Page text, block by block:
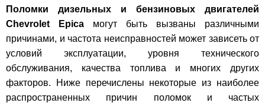
Поломки дизельных и бензиновых двигателей
Chevrolet Epica могут быть вызваны различными
причинами, и частота неисправностей может зависеть от
условий эксплуатации, уровня технического
обслуживания, качества топлива и многих других
факторов. Ниже перечислены некоторые из наиболее
распространенных причин поломок и частых